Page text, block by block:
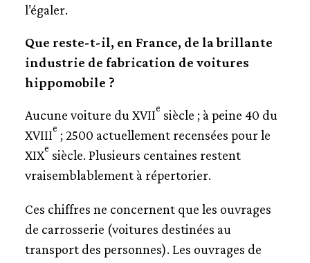
l’égaler.
Que reste-t-il, en France, de la brillante
industrie de fabrication de voitures
hippomobile ?
Aucune voiture du XVIIe siècle ; à peine 40 du
XVIIIe ; 2500 actuellement recensées pour le
XIXe siècle. Plusieurs centaines restent
vraisemblablement à répertorier.
Ces chiffres ne concernent que les ouvrages
de carrosserie (voitures destinées au
transport des personnes). Les ouvrages de